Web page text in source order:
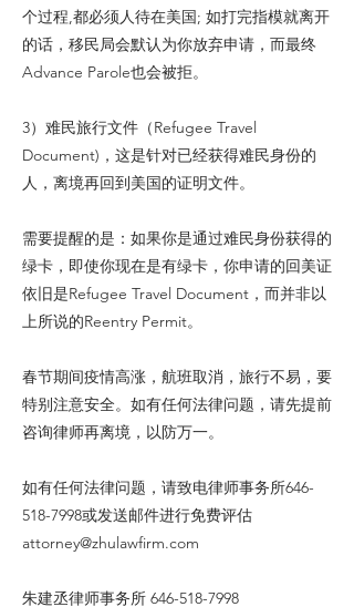
个过程,都必须人待在美国; 如打完指模就离开
的话，移民局会默认为你放弃申请，而最终
Advance Parole也会被拒。
3）难民旅行文件（Refugee Travel
Document)，这是针对已经获得难民身份的
人，离境再回到美国的证明文件。
需要提醒的是：如果你是通过难民身份获得的
绿卡，即使你现在是有绿卡，你申请的回美证
依旧是Refugee Travel Document，而并非以
上所说的Reentry Permit。
春节期间疫情高涨，航班取消，旅行不易，要
特别注意安全。如有任何法律问题，请先提前
咨询律师再离境，以防万一。
如有任何法律问题，请致电律师事务所646-
518-7998或发送邮件进行免费评估
attorney@zhulawfirm.com
朱建丞律师事务所 646-518-7998